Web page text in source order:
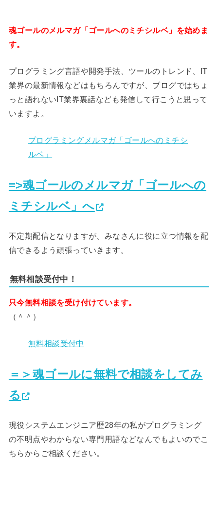
魂ゴールのメルマガ「ゴールへのミチシルベ」を始めま
す。
プログラミング言語や開発手法、ツールのトレンド、IT
業界の最新情報などはもちろんですが、ブログではちょ
っと語れないIT業界裏話なども発信して行こうと思って
いますよ。
プログラミングメルマガ「ゴールへのミチシ
ルベ」
=>魂ゴールのメルマガ「ゴールへの
ミチシルベ」へ
不定期配信となりますが、みなさんに役に立つ情報を配
信できるよう頑張っていきます。
無料相談受付中！
只今無料相談を受け付けています。
（＾＾）
無料相談受付中
＝＞魂ゴールに無料で相談をしてみ
る
現役システムエンジニア歴28年の私がプログラミング
の不明点やわからない専門用語などなんでもよいのでこ
ちらからご相談ください。